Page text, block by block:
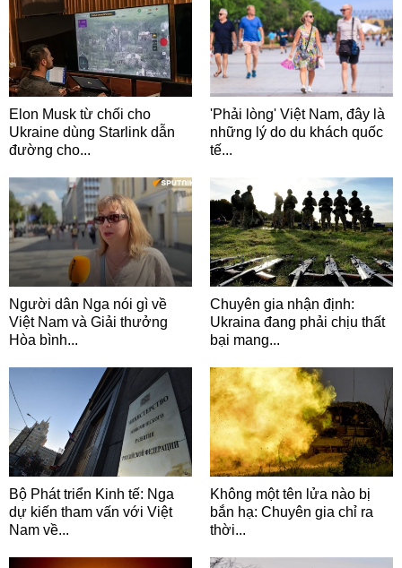
Elon Musk từ chối cho
Ukraine dùng Starlink dẫn
đường cho...
'Phải lòng' Việt Nam, đây là
những lý do du khách quốc
tế...
Người dân Nga nói gì về
Việt Nam và Giải thưởng
Hòa bình...
Chuyên gia nhận định:
Ukraina đang phải chịu thất
bại mang...
Bộ Phát triển Kinh tế: Nga
dự kiến tham vấn với Việt
Nam về...
Không một tên lửa nào bị
bắn hạ: Chuyên gia chỉ ra
thời...